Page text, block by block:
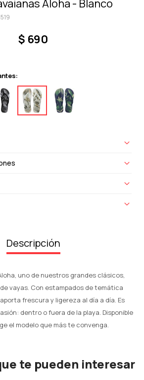
Aloha - Blanco
$ 690
Descripción
uno de nuestros grandes clásicos,
vayas. Con estampados de temática
frescura y ligereza al día a día. Es
dentro o fuera de la playa. Disponible
el modelo que más te convenga.
te pueden interesar